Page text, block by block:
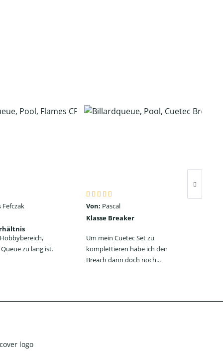
Fefczak
zu lang ist.
Von: Pascal
Klasse Breaker
Um mein Cuetec Set zu
komplettieren habe ich den
Breach dann doch noch...